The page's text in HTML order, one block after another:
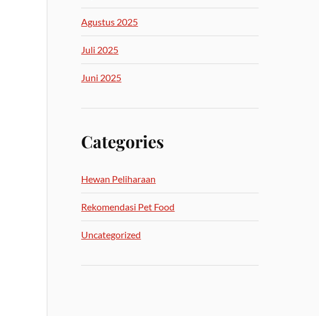
Agustus 2025
Juli 2025
Juni 2025
Categories
Hewan Peliharaan
Rekomendasi Pet Food
Uncategorized